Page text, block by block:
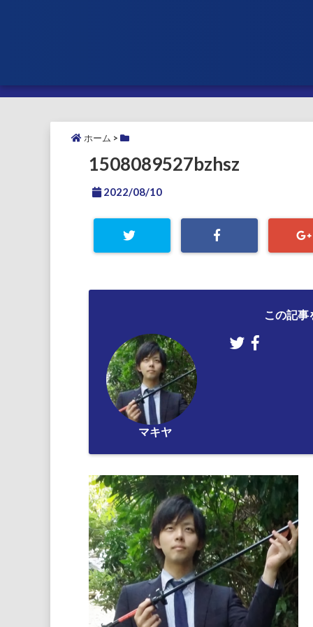
ホーム >
1508089527bzhsz
2022/08/10
この記
マキヤ